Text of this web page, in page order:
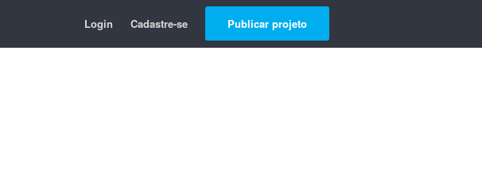
Login Cadastre-se Publicar projeto